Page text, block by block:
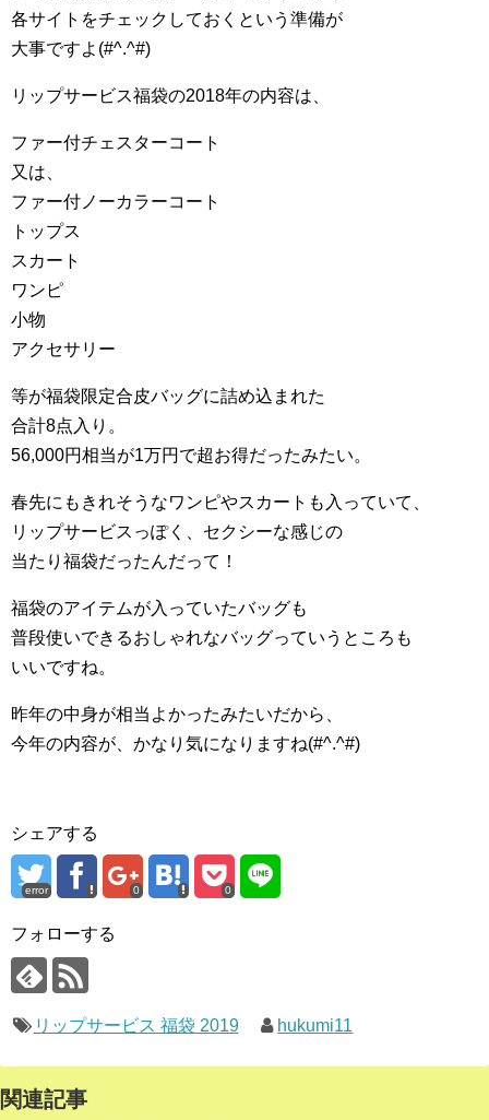
各サイトをチェックしておくという準備が
大事ですよ(#^.^#)
リップサービス福袋の2018年の内容は、
ファー付チェスターコート
又は、
ファー付ノーカラーコート
トップス
スカート
ワンピ
小物
アクセサリー
等が福袋限定合皮バッグに詰め込まれた
合計8点入り。
56,000円相当が1万円で超お得だったみたい。
春先にもきれそうなワンピやスカートも入っていて、
リップサービスっぽく、セクシーな感じの
当たり福袋だったんだって！
福袋のアイテムが入っていたバッグも
普段使いできるおしゃれなバッグっていうところも
いいですね。
昨年の中身が相当よかったみたいだから、
今年の内容が、かなり気になりますね(#^.^#)
シェアする
error 0 0
フォローする
リップサービス 福袋 2019 hukumi11
関連記事